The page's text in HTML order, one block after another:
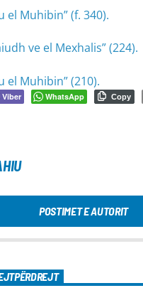
el Muhibin” (f. 340).
ve el Mexhalis” (224).
el Muhibin” (210).
Viber WhatsApp Copy
POSTIMET E AUTORIT